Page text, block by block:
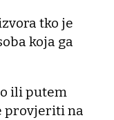
tko je
koja ga
ili putem
provjeriti na